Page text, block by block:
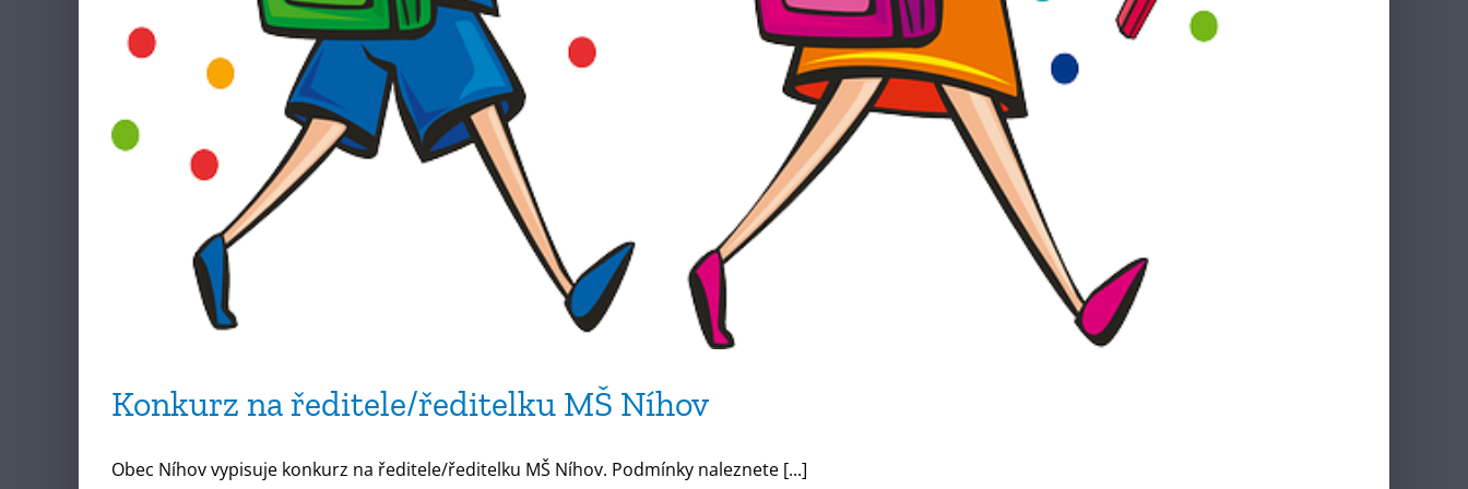
Konkurz na ředitele/ředitelku MŠ Níhov
Obec Níhov vypisuje konkurz na ředitele/ředitelku MŠ Níhov. Podmínky naleznete [...]